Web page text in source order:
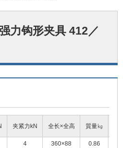
力钩形夹具 412／
夹紧力kN 全长×全高 質量㎏
4 360×88 0.86